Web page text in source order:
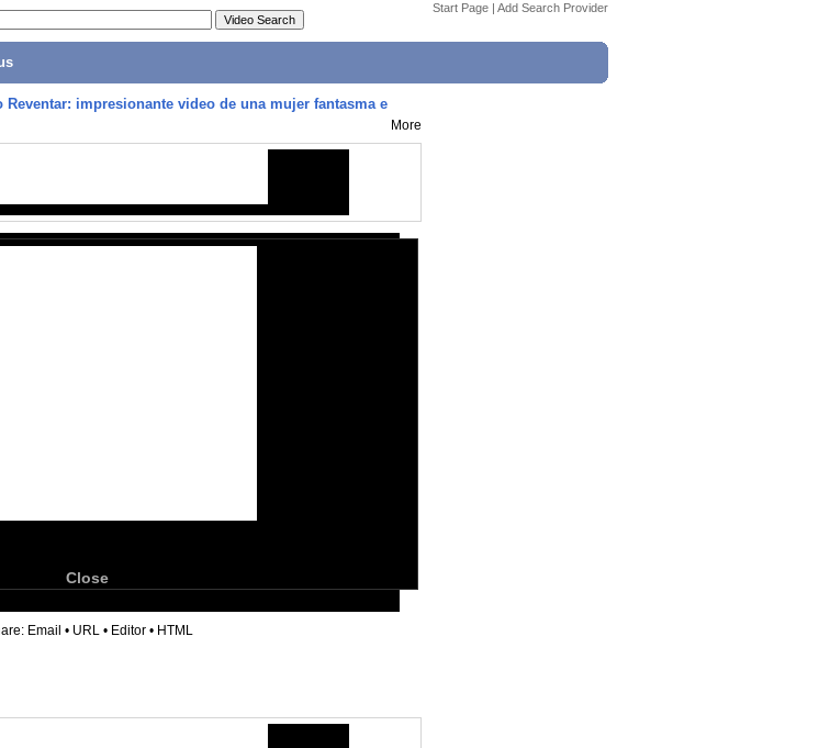
Start Page | Add Search Provider
Reventar: impresionante video de una mujer fantasma e
More
Close
Email • URL • Editor • HTML